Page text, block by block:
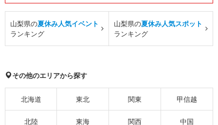
山梨県の夏休み人気イベント
ランキング
山梨県の夏休み人気スポット
ランキング
その他のエリアから探す
北海道 東北 関東 甲信越
北陸 東海 関西 中国